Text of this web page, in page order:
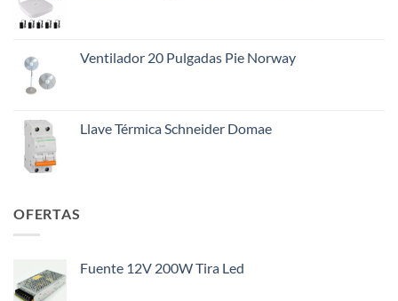
Ventilador 20 Pulgadas Pie Norway
Llave Térmica Schneider Domae
OFERTAS
Fuente 12V 200W Tira Led